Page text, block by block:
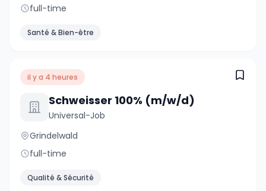
full-time
Santé & Bien-être
il y a 4 heures
Schweisser 100% (m/w/d)
Universal-Job
Grindelwald
full-time
Qualité & Sécurité